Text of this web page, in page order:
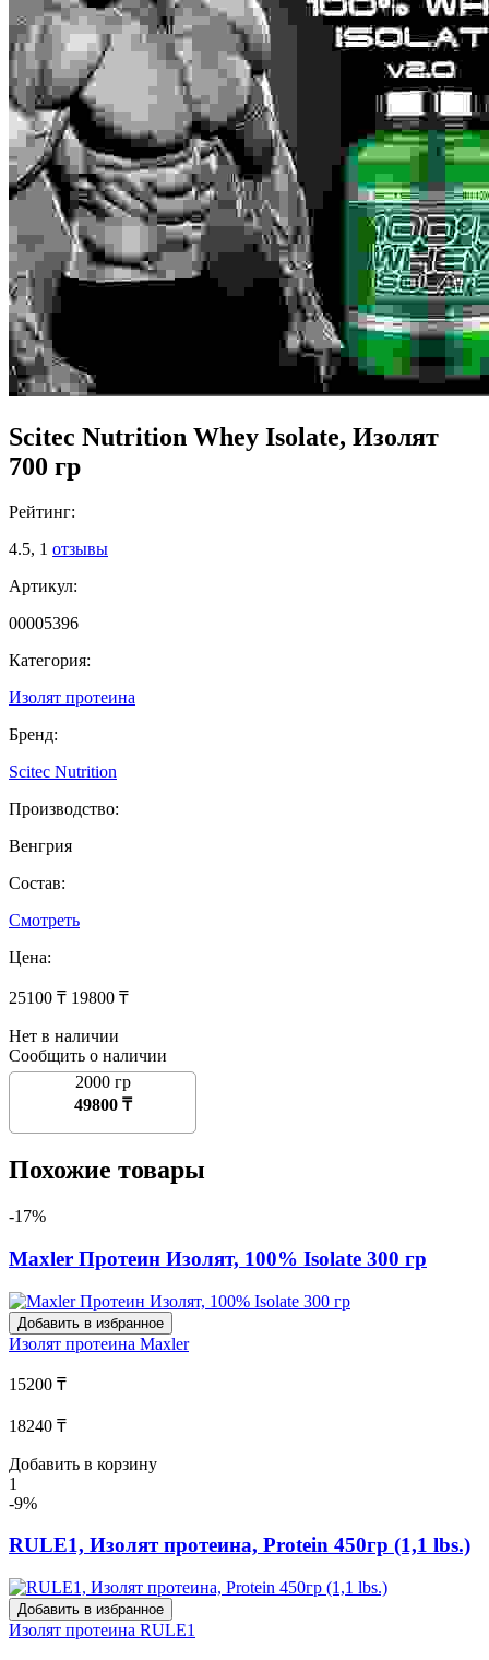
Scitec Nutrition Whey Isolate, Изолят
700 гр
Рейтинг:
4.5, 1 отзывы
Артикул:
00005396
Категория:
Изолят протеина
Бренд:
Scitec Nutrition
Производство:
Венгрия
Состав:
Смотреть
Цена:
25100 ₸ 19800 ₸
Нет в наличии
Сообщить о наличии
2000 гр
49800 ₸
Похожие товары
-17%
Maxler Протеин Изолят, 100% Isolate 300 гр
Добавить в избранное
Изолят протеина Maxler
15200 ₸
18240 ₸
Добавить в корзину
1
-9%
RULE1, Изолят протеина, Protein 450гр (1,1 lbs.)
Добавить в избранное
Изолят протеина RULE1